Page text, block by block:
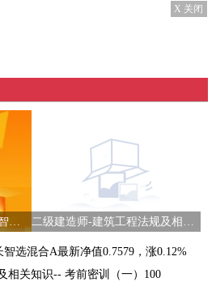
X 关闭
9月8日基金净值：鹏华成长智选混合A最新净值0.7579，涨0.12% 二级建造师-建筑工程法规及相关知识-- 考前密训（一）100
选混合A最新净值0.7579，涨0.12%
相关知识-- 考前密训（一）100